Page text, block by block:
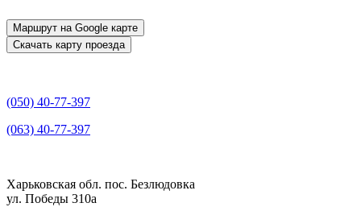
Маршрут на Google карте
Скачать карту проезда
(050) 40-77-397
(063) 40-77-397
Харьковская обл. пос. Безлюдовка
ул. Победы 310а